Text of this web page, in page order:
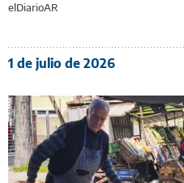
elDiarioAR
1 de julio de 2026